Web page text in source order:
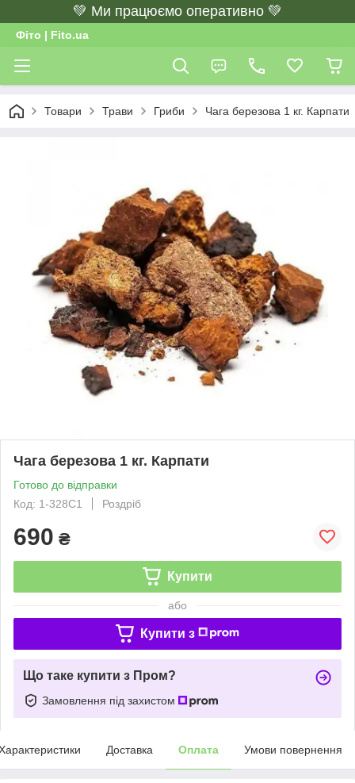
💚 Ми працюємо оперативно 💚
Фіто | Fito.ua
Товари Трави Гриби Чага березова 1 кг. Карпати
Чага березова 1 кг. Карпати
Готово до відправки
Код: 1-328С1
Роздріб
690 ₴
Купити
або
Купити з
Що таке купити з Пром?
Замовлення під захистом
Доставка Оплата Умови повернення